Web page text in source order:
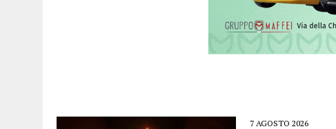
7 AGOSTO 2026